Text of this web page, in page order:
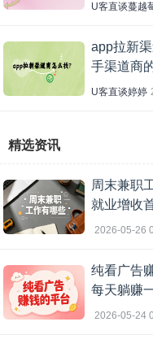
U客直谈蔓越
app拉新
手渠道商
U客直谈婷婷
精选资讯
周末兼职
就业增收
2026-05-26
纯看广告
每天躺赚
2026-05-24